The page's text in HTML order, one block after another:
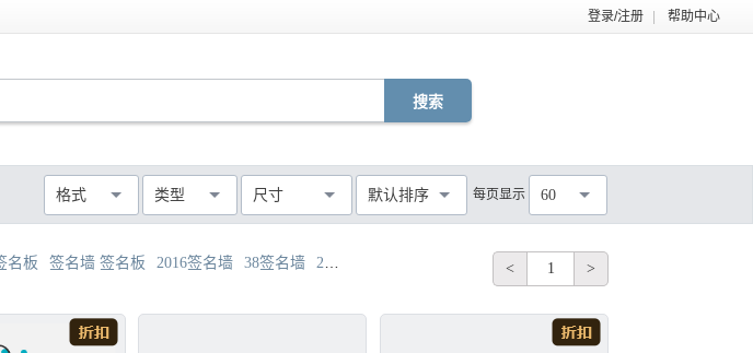
登录/注册 帮助中心
60
每页显示
默认排序
像素
尺寸
类型
CDR AI PPT EPS TIF PDF JPG C4D
AVI WMF MOV AEP VSP 不限
格式
名板 签名墙 签名板 2016签名墙 38签名墙 2017签名墙 新人签名墙
< 1 >